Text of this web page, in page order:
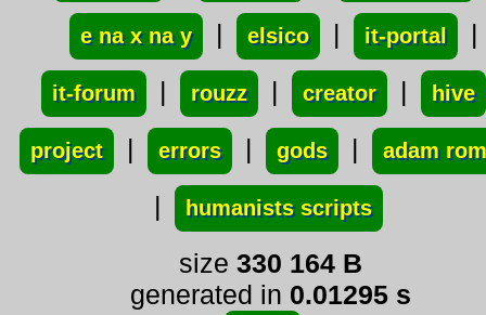
e na x na y | elsico | it-portal |
it-forum | rouzz | creator | hive
project | errors | gods | adam
| humanists scripts
size330 164 B
generated in 0.01295 s